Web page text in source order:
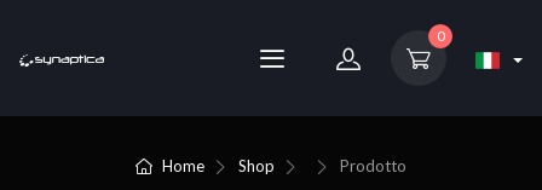
0
Home Shop Prodotto